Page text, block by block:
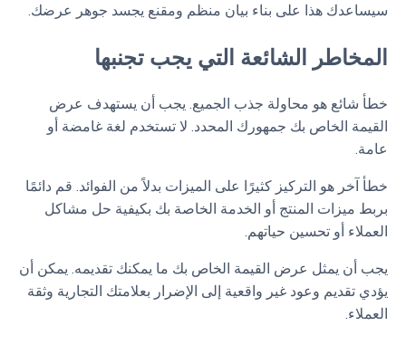
سيساعدك هذا على بناء بيان منظم ومقنع يجسد جوهر عرضك.
المخاطر الشائعة التي يجب تجنبها
خطأ شائع هو محاولة جذب الجميع. يجب أن يستهدف عرض
القيمة الخاص بك جمهورك المحدد. لا تستخدم لغة غامضة أو
عامة.
خطأ آخر هو التركيز كثيرًا على الميزات بدلاً من الفوائد. قم دائمًا
بربط ميزات المنتج أو الخدمة الخاصة بك بكيفية حل مشاكل
العملاء أو تحسين حياتهم.
يجب أن يمثل عرض القيمة الخاص بك ما يمكنك تقديمه. يمكن أن
يؤدي تقديم وعود غير واقعية إلى الإضرار بعلامتك التجارية وثقة
العملاء.